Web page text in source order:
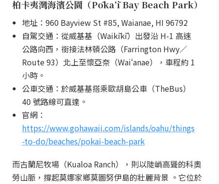
柏卡夷灣海濱公園（Pōkaʻī Bay Beach Park）
地址：960 Bayview St #85, Waianae, HI 96792
自駕交通：從威基基（Waikīkī）出發沿 H-1 高速
公路向西，銜接法林頓公路（Farrington Hwy／
Route 93）北上至懷亞奈（Waiʻanae），車程約 1
小時。
公車交通：於威基基搭乘歐胡島公車（TheBus）
40 號路線可直達。
官網：
https://www.gohawaii.com/islands/oahu/things
-to-do/beaches/pokai-beach-park
而古蘭尼牧場（Kualoa Ranch），則以陡峭高聳的科奧
勞山脈，撐起莫娜家鄉莫圖努伊島的壯麗背景 。它位於